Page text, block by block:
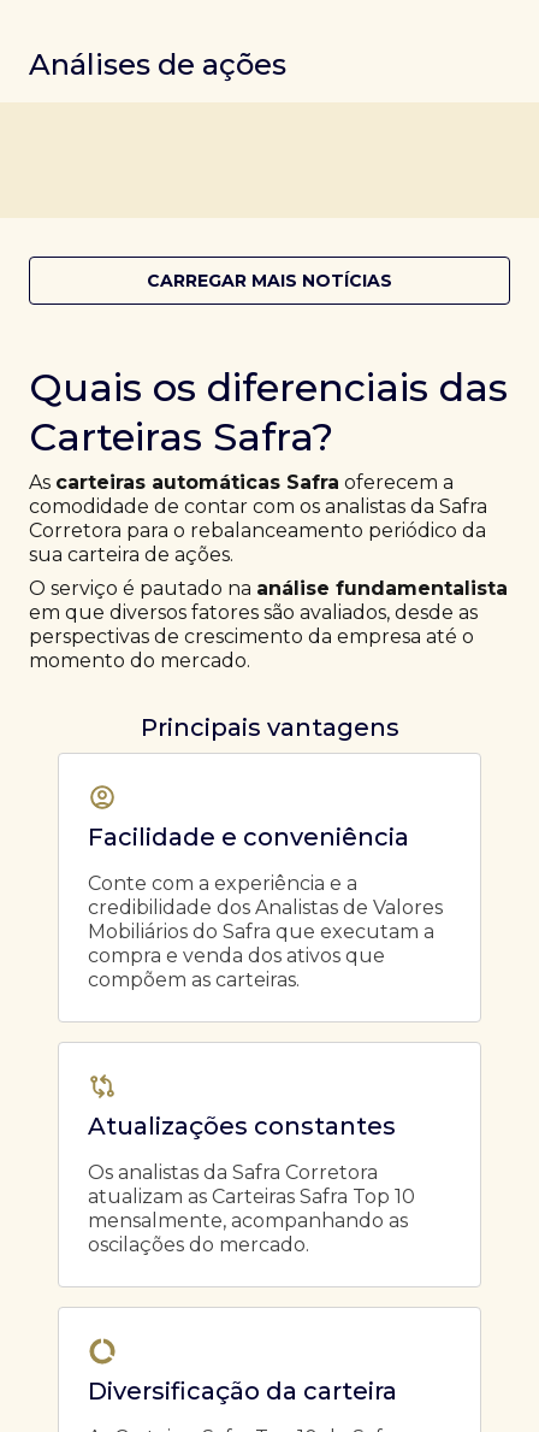
Análises de ações
CARREGAR MAIS NOTÍCIAS
Quais os diferenciais das
Carteiras Safra?
As carteiras automáticas Safra oferecem a
comodidade de contar com os analistas da Safra
Corretora para o rebalanceamento periódico da
sua carteira de ações.
O serviço é pautado na análise fundamentalista
em que diversos fatores são avaliados, desde as
perspectivas de crescimento da empresa até o
momento do mercado.
Principais vantagens
Facilidade e conveniência
Conte com a experiência e a
credibilidade dos Analistas de Valores
Mobiliários do Safra que executam a
compra e venda dos ativos que
compõem as carteiras.
Atualizações constantes
Os analistas da Safra Corretora
atualizam as Carteiras Safra Top 10
mensalmente, acompanhando as
oscilações do mercado.
Diversificação da carteira